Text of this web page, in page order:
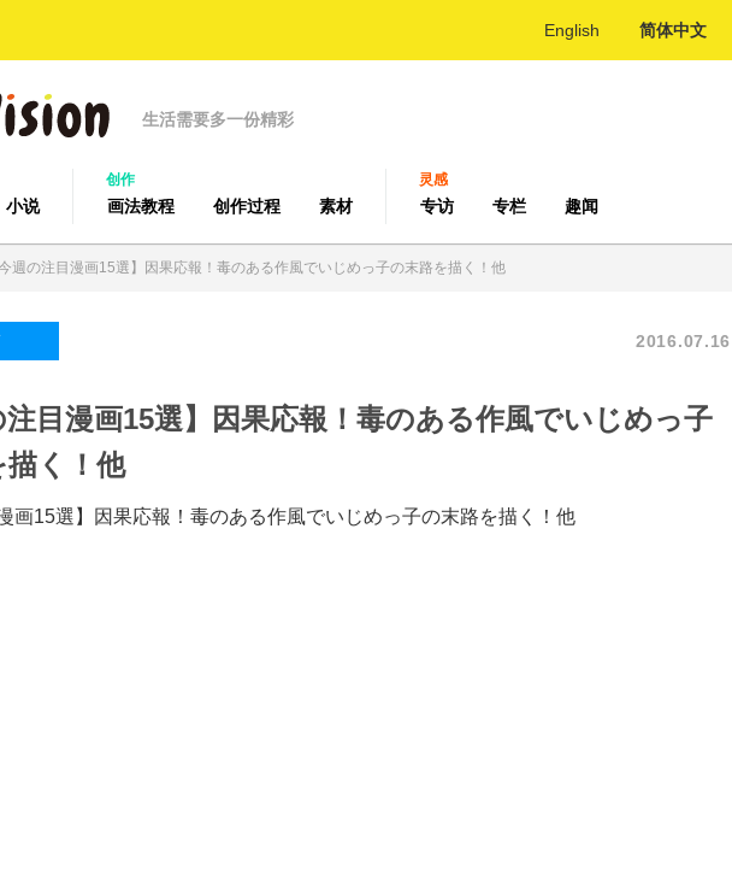
English 简体中文
生活需要多一份精彩
小说
创作
画法教程 创作过程 素材
灵感
专访 专栏 趣闻
今週の注目漫画15選】因果応報！毒のある作風でいじめっ子の末路を描く！他
2016.07.16
注目漫画15選】因果応報！毒のある作風でいじめっ子
描く！他